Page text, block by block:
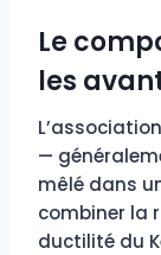
Le
les
—
mêlé dans
combiner la
ductilité du